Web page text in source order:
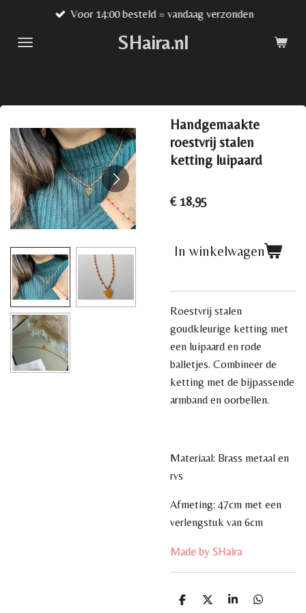
naar
SHaira.nl
Voor 14:00 besteld = vandaag verzonden
Handgemaakte
roestvrij stalen
ketting luipaard
€ 18,95
In winkelwagen
Roestvrij stalen
goudkleurige ketting met
een luipaard en rode
balletjes. Combineer de
ketting met de bijpassende
armband en oorbellen.
Materiaal: Brass metaal en
rvs
Afmeting: 47cm met een
verlengstuk van 6cm
Made by SHaira
D
D
S
D